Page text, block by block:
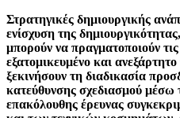
Στρατηγικές δημιουργικής
ενίσχυση της
μπορούν να πραγματοποιούν
εξατομικευμένο και
ξεκινήσουν τη διαδικασία
κατεύθυνσης σχεδιασμού μέσω
επακόλουθης έρευνας